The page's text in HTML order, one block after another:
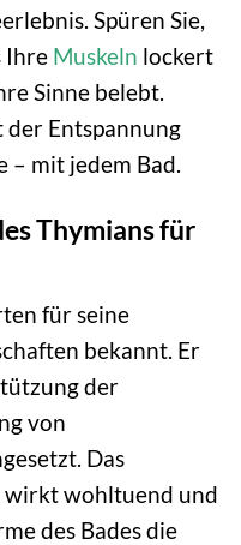
Spüren Sie,
Ihre Muskeln lockert
Sinne belebt.
der Entspannung
– mit jedem Bad.
Thymians für
für seine
bekannt. Er
der
von
Das
wirkt wohltuend und
des Bades die